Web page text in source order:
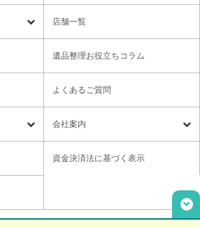
残置物撤去
ゴミ屋敷・モノ屋敷
領収書の発行方法
店舗一覧
遺品整理お役立ちコラム
よくあるご質問
LINE無料相談
会社案内
社長メッセージ
資金決済法に基づく表示